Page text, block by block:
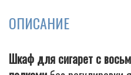
ОПИСАНИЕ
Шкаф для сигарет с